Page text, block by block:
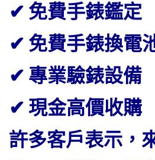
✔ 免費手錶鑑定
✔ 免費手錶換電
✔ 專業驗錶設備
✔ 現金高價收購
許多客戶表示，